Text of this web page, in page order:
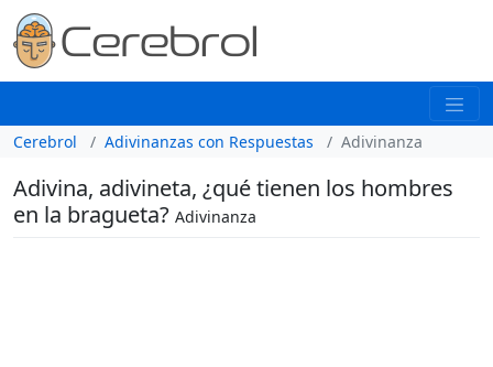
Cerebrol Adivinanzas con Respuestas Adivinanza
Adivina, adivineta, ¿qué tienen los hombres
en la bragueta? Adivinanza